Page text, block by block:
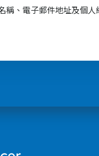
稱、電子郵件地址及個